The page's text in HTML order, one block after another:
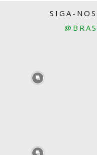
SIGA-